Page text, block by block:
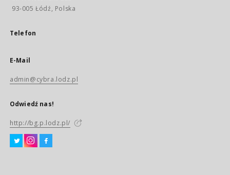
93-005 Łódź, Polska
Telefon
E-Mail
admin@cybra.lodz.pl
Odwiedź nas!
http://bg.p.lodz.pl/